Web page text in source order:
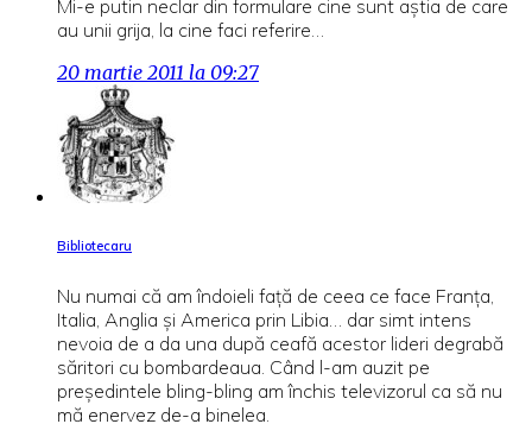
Mi-e putin neclar din formulare cine sunt aștia de care
au unii grija, la cine faci referire…
20 martie 2011 la 09:27
Bibliotecaru
Nu numai că am îndoieli faţă de ceea ce face Franţa,
Italia, Anglia şi America prin Libia… dar simt intens
nevoia de a da una după ceafă acestor lideri degrabă
săritori cu bombardeaua. Când l-am auzit pe
preşedintele bling-bling am închis televizorul ca să nu
mă enervez de-a binelea.